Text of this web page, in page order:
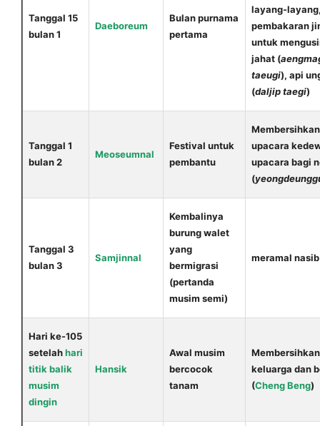
Tanggal 15
bulan 1
Daeboreum
Bulan purnama
pertama
layang-
pembakaran
untuk
jahat (
taeugi), api
(daljip taegi)
Tanggal 1
bulan 2
Meoseumnal
Festival untuk
pembantu
upacara
upacara bagi
(
Tanggal 3
bulan 3
Samjinnal
Kembalinya
burung walet
yang
bermigrasi
(pertanda
musim semi)
meramal nasib
Hari ke-105
setelahhari
titik balik
musim
dingin
Hansik
Awal musim
bercocok
tanam
keluarga dan
(Cheng Beng)